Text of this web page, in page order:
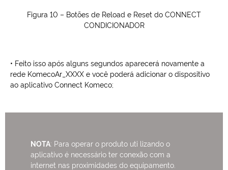
Figura 10 – Botões de Reload e Reset do CONNECT
CONDICIONADOR
• Feito isso após alguns segundos aparecerá novamente a
rede KomecoAr_XXXX e você poderá adicionar o dispositivo
ao aplicativo Connect Komeco;
NOTA: Para operar o produto uti lizando o
aplicativo é necessário ter conexão com a
internet nas proximidades do equipamento.